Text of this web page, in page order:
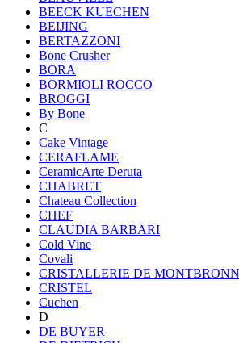
BEECK KUECHEN
BEIJING
BERTAZZONI
Bone Crusher
BORA
BORMIOLI ROCCO
BROGGI
By Bone
C
Cake Vintage
CERAFLAME
CeramicArte Deruta
CHABRET
Chateau Collection
CHEF
CLAUDIA BARBARI
Cold Vine
Covali
CRISTALLERIE DE MONTBRONN
CRISTEL
Cuchen
D
DE BUYER